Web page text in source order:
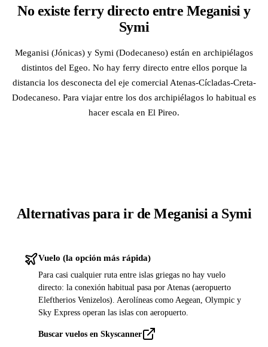
No existe ferry directo entre Meganisi y
Symi
Meganisi (Jónicas) y Symi (Dodecaneso) están en archipiélagos
distintos del Egeo. No hay ferry directo entre ellos porque la
distancia los desconecta del eje comercial Atenas-Cícladas-Creta-
Dodecaneso. Para viajar entre los dos archipiélagos lo habitual es
hacer escala en El Pireo.
Alternativas para ir de Meganisi a Symi
Vuelo (la opción más rápida)
Para casi cualquier ruta entre islas griegas no hay vuelo
directo: la conexión habitual pasa por Atenas (aeropuerto
Eleftherios Venizelos). Aerolíneas como Aegean, Olympic y
Sky Express operan las islas con aeropuerto.
Buscar vuelos en Skyscanner